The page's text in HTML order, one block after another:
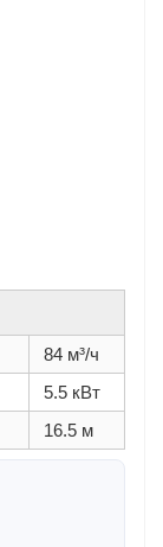
84 м³/ч
5.5 кВт
16.5 м